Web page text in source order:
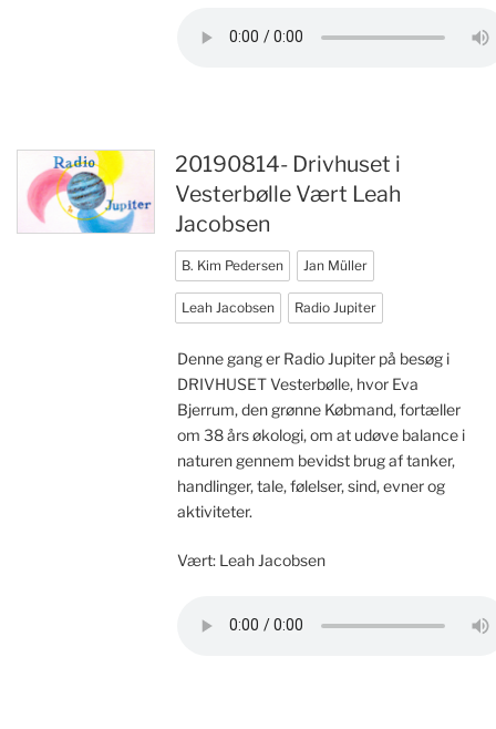
20190814- Drivhuset i
Vesterbølle Vært Leah
Jacobsen
B. Kim Pedersen Jan Müller
Leah Jacobsen Radio Jupiter
Denne gang er Radio Jupiter på besøg i
DRIVHUSET Vesterbølle, hvor Eva
Bjerrum, den grønne Købmand, fortæller
om 38 års økologi, om at udøve balance i
naturen gennem bevidst brug af tanker,
handlinger, tale, følelser, sind, evner og
aktiviteter.
Vært: Leah Jacobsen